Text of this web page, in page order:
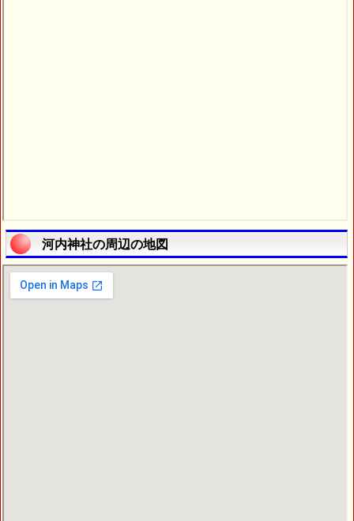
河内神社の周辺の地図